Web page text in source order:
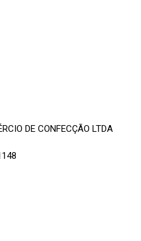
DE CONFECÇÃO LTDA